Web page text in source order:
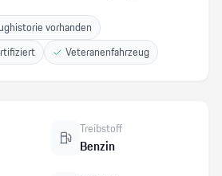
vorhanden
Veteranenfahrzeug
Treibstoff
Benzin